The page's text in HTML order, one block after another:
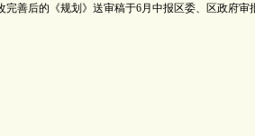
完善后的《规划》送审稿于6月中报区委、区政府审